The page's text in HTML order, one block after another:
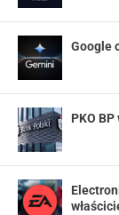
Google
PKO